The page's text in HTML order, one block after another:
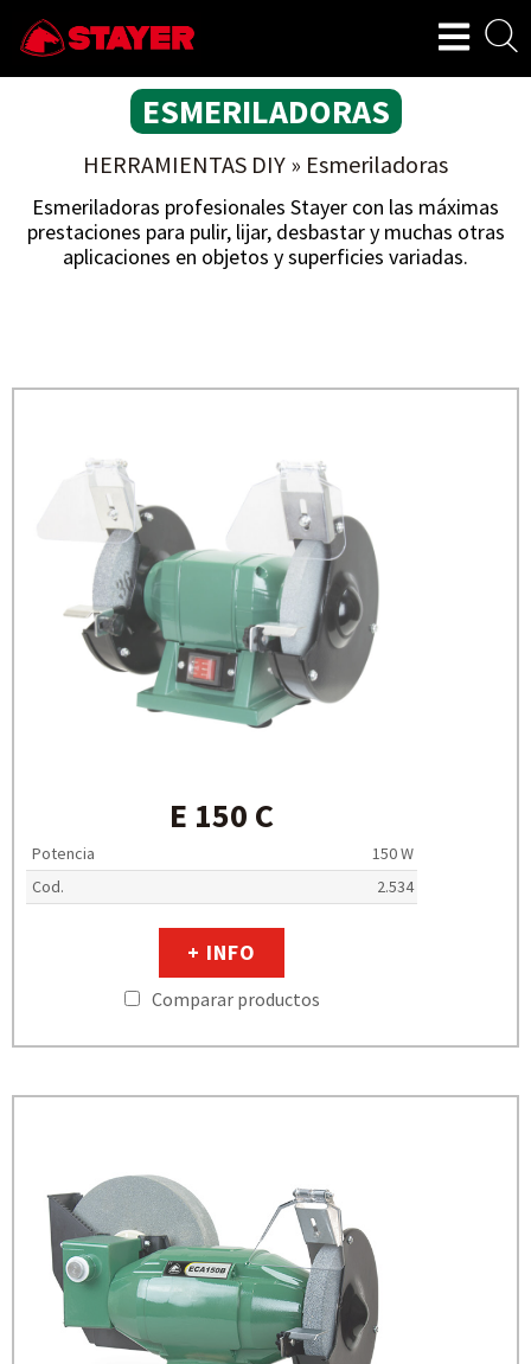
ESMERILADORAS
HERRAMIENTAS DIY » Esmeriladoras
Esmeriladoras profesionales Stayer con las máximas
prestaciones para pulir, lijar, desbastar y muchas otras
aplicaciones en objetos y superficies variadas.
E 150 C
Potencia
150 W
Cod.
2.534
+ INFO
Comparar productos